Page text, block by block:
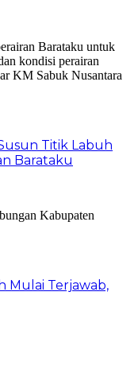
Titik Labuh
Barataku
Mulai Terjawab,